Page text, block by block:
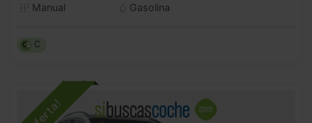
Manual
Gasolina
C